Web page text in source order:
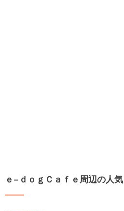
ｅ−ｄｏｇＣａｆｅ周辺の人